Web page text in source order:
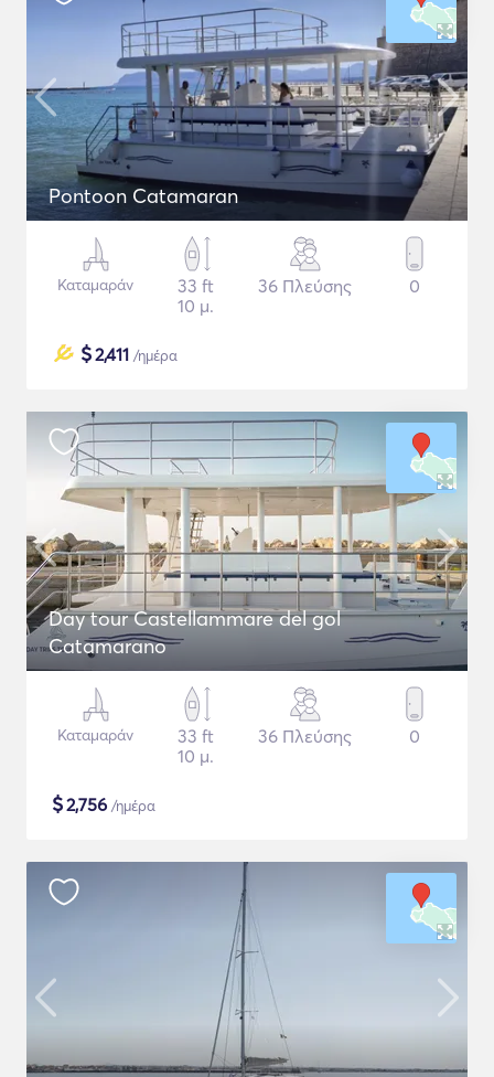
Pontoon Catamaran
Καταμαράν
33 ft
10 μ.
36 Πλεύσης 0
$2,411 /ημέρα
Day tour Castellammare del gol
Catamarano
Καταμαράν
33 ft
10 μ.
36 Πλεύσης 0
$2,756 /ημέρα